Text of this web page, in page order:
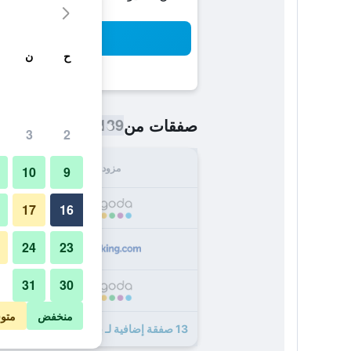
صفقات من139 ﷼
مزود
13 صفقة إضافية لـ بلو ووتر بيتش ريزورت
ح ن
2
3
9
10
16
17
23
24
30
31
منخفض